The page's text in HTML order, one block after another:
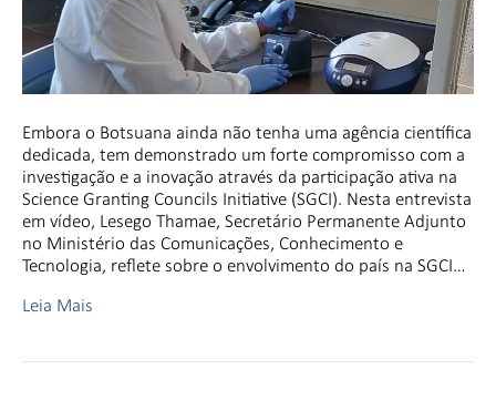
Embora o Botsuana ainda não tenha uma agência científica
dedicada, tem demonstrado um forte compromisso com a
investigação e a inovação através da participação ativa na
Science Granting Councils Initiative (SGCI). Nesta entrevista
em vídeo, Lesego Thamae, Secretário Permanente Adjunto
no Ministério das Comunicações, Conhecimento e
Tecnologia, reflete sobre o envolvimento do país na SGCI…
Leia Mais